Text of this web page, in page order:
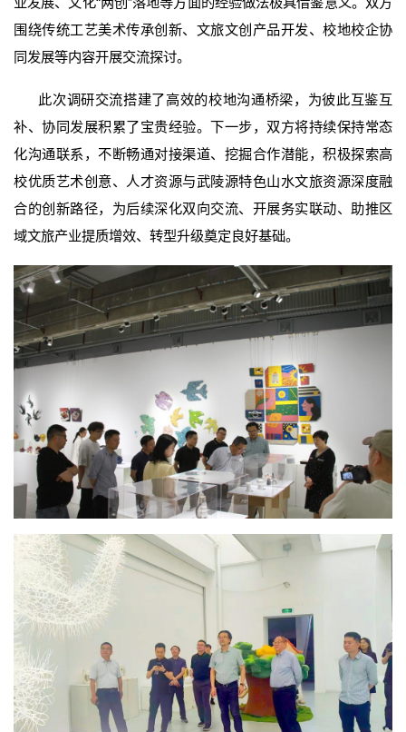
围绕传统工艺美术传承创新、文旅文创产品开发、校地校企协
同发展等内容开展交流探讨。
此次调研交流搭建了高效的校地沟通桥梁，为彼此互鉴互
补、协同发展积累了宝贵经验。下一步，双方将持续保持常态
化沟通联系，不断畅通对接渠道、挖掘合作潜能，积极探索高
校优质艺术创意、人才资源与武陵源特色山水文旅资源深度融
合的创新路径，为后续深化双向交流、开展务实联动、助推区
域文旅产业提质增效、转型升级奠定良好基础。